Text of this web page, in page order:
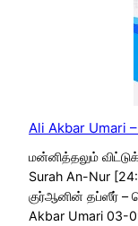
Ali Akbar Umari
மன்னித்தலும்
Surah An-Nur
குர்ஆனின் தப்ஸீர் –
Akbar Umari 03-